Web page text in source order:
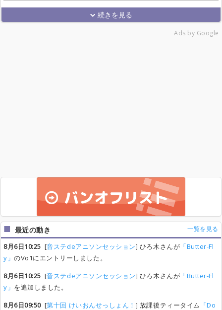
Ads by Google
最近の動き 一覧を見る
8月6日10:25 [音ステdeアニソンセッション] ひろ木さんが 「Butter-Fl
y」のVo1にエントリーしました。
8月6日10:25 [音ステdeアニソンセッション] ひろ木さんが 「Butter-Fl
y」 を追加しました。
8月6日09:50[第十回 けいおんせっしょん！ ] 放課後ティータイム 「Do